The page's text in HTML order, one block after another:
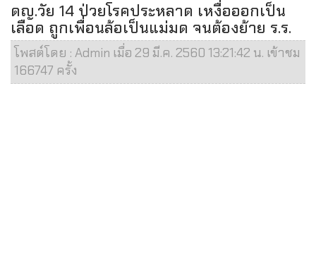
ดญ.วัย 14 ป่วยโรคประหลาด เหงื่อออกเป็น
เลือด ถูกเพื่อนล้อเป็นแม่มด จนต้องย้าย ร.ร.
โพสต์โดย : Admin เมื่อ 29 มี.ค. 2560 13:21:42 น. เข้าชม
166747 ครั้ง